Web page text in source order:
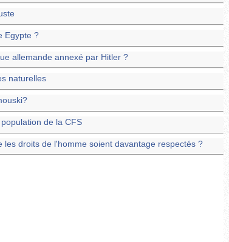
Egypte ?
allemande annexé par Hitler ?
naturelles
de la CFS
droits de l'homme soient davantage respectés ?